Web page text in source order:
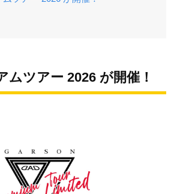
ムツアー 2026 が開催！